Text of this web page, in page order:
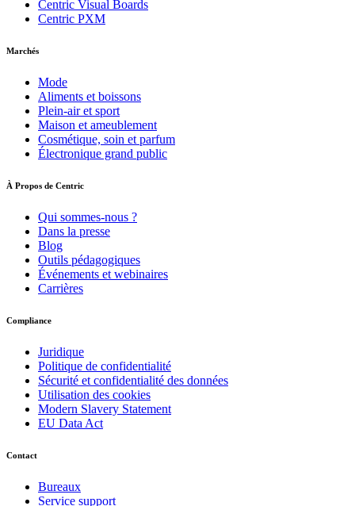
Centric Visual Boards
Centric PXM
Marchés
Mode
Aliments et boissons
Plein-air et sport
Maison et ameublement
Cosmétique, soin et parfum
Électronique grand public
À Propos de Centric
Qui sommes-nous ?
Dans la presse
Blog
Outils pédagogiques
Événements et webinaires
Carrières
Compliance
Juridique
Politique de confidentialité
Sécurité et confidentialité des données
Utilisation des cookies
Modern Slavery Statement
EU Data Act
Contact
Bureaux
Service support